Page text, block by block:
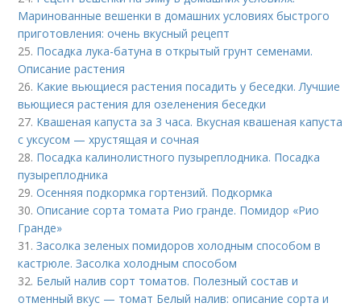
Маринованные вешенки в домашних условиях быстрого
приготовления: очень вкусный рецепт
25. Посадка лука-батуна в открытый грунт семенами.
Описание растения
26. Какие вьющиеся растения посадить у беседки. Лучшие
вьющиеся растения для озеленения беседки
27. Квашеная капуста за 3 часа. Вкусная квашеная капуста
с уксусом — хрустящая и сочная
28. Посадка калинолистного пузыреплодника. Посадка
пузыреплодника
29.Осенняя подкормка гортензий. Подкормка
30.Описание сорта томата Рио гранде. Помидор «Рио
Гранде»
31.Засолка зеленых помидоров холодным способом в
кастрюле. Засолка холодным способом
32. Белый налив сорт томатов. Полезный состав и
отменный вкус — томат Белый налив: описание сорта и